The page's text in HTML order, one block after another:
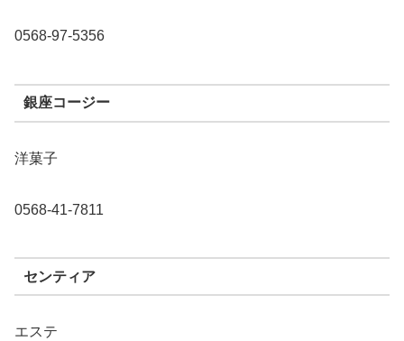
0568-97-5356
銀座コージー
洋菓子
0568-41-7811
センティア
エステ